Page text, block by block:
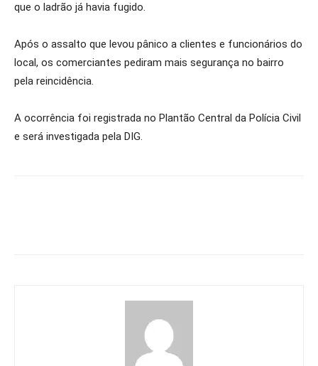
que o ladrão já havia fugido.
Após o assalto que levou pânico a clientes e funcionários do
local, os comerciantes pediram mais segurança no bairro
pela reincidência.
A ocorrência foi registrada no Plantão Central da Polícia Civil
e será investigada pela DIG.